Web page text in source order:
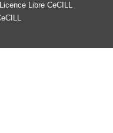
Libre CeCILL